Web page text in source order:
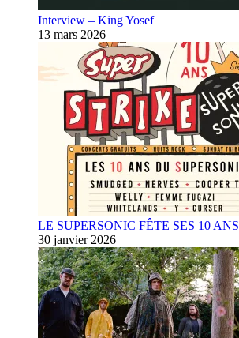
Interview – King Yosef
13 mars 2026
LE SUPERSONIC FÊTE SES 10 ANS
30 janvier 2026